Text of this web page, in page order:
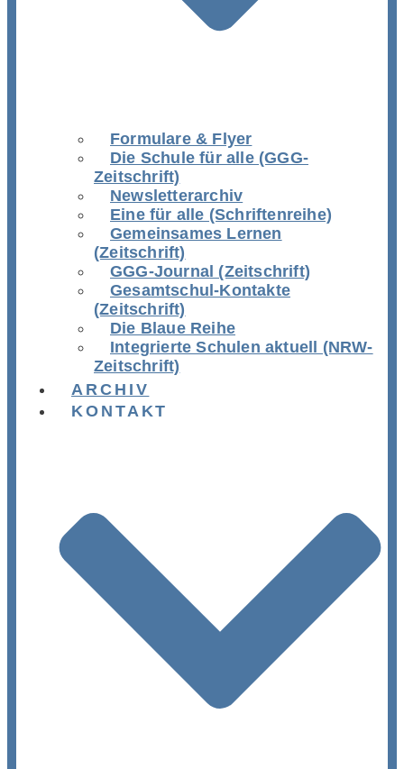
Formulare & Flyer
Die Schule für alle (GGG-
Zeitschrift)
Newsletterarchiv
Eine für alle (Schriftenreihe)
Gemeinsames Lernen
(Zeitschrift)
GGG-Journal (Zeitschrift)
Gesamtschul-Kontakte
(Zeitschrift)
Die Blaue Reihe
Integrierte Schulen aktuell (NRW-
Zeitschrift)
ARCHIV
KONTAKT